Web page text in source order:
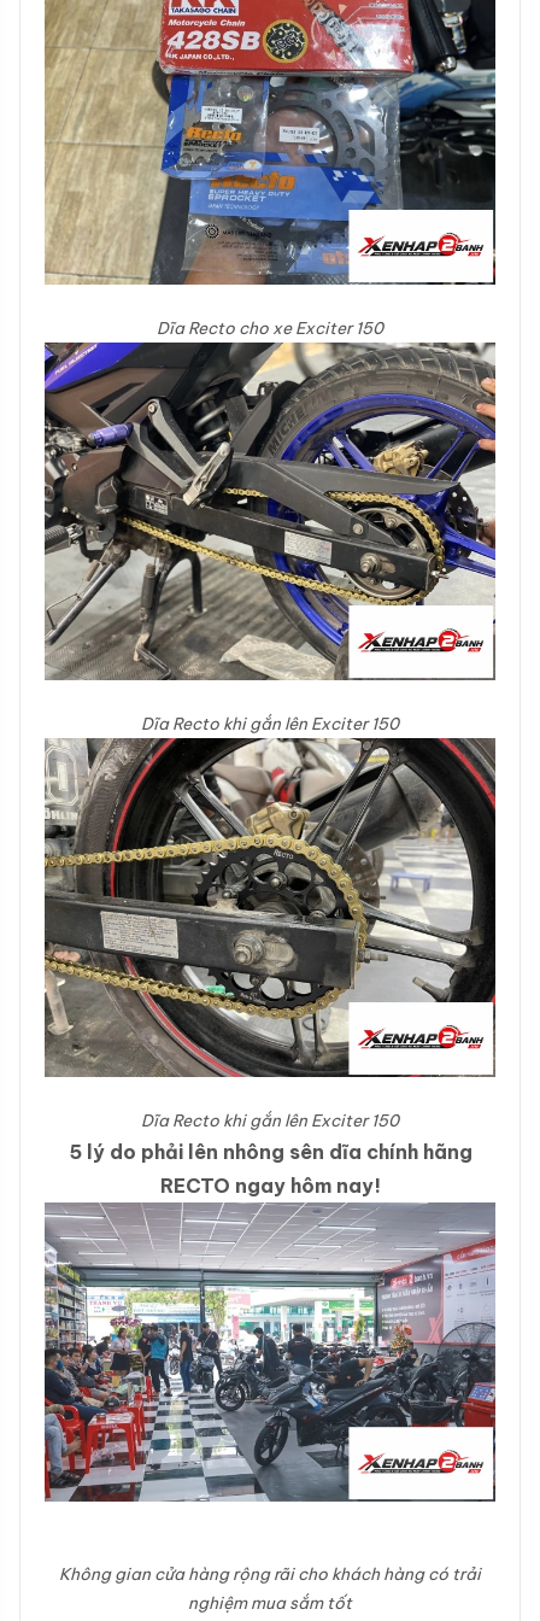
Dĩa Recto cho xe Exciter 150
Dĩa Recto khi gắn lên Exciter 150
Dĩa Recto khi gắn lên Exciter 150
5 lý do phải lên nhông sên dĩa chính hãng
RECTO ngay hôm nay!
Không gian cửa hàng rộng rãi cho khách hàng có trải
nghiệm mua sắm tốt